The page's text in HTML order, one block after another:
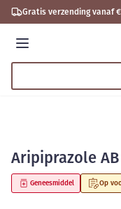
Ga naar de inhoud
Gratis verzending vanaf €
Menu
Aripiprazole
Op
Geneesmiddel